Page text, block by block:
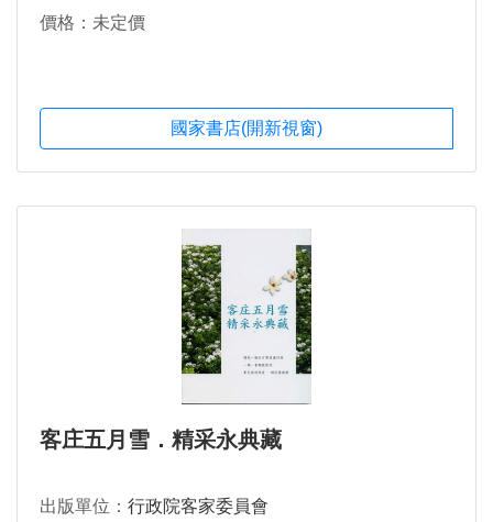
價格：未定價
國家書店(開新視窗)
客庄五月雪．精采永典藏
出版單位： 行政院客家委員會